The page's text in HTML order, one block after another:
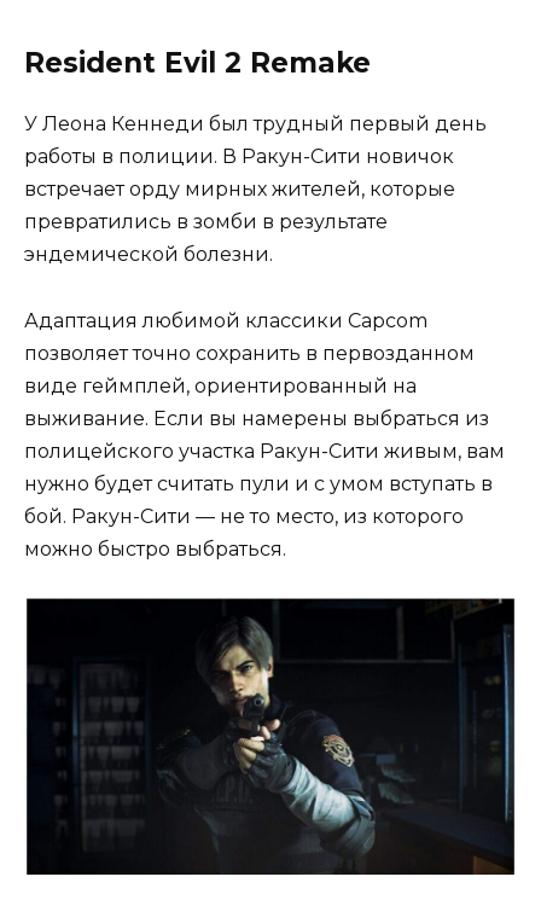
Resident Evil 2 Remake
У Леона Кеннеди был трудный первый день
работы в полиции. В Ракун-Сити новичок
встречает орду мирных жителей, которые
превратились в зомби в результате
эндемической болезни.
Адаптация любимой классики Capcom
позволяет точно сохранить в первозданном
виде геймплей, ориентированный на
выживание. Если вы намерены выбраться из
полицейского участка Ракун-Сити живым, вам
нужно будет считать пули и с умом вступать в
бой. Ракун-Сити — не то место, из которого
можно быстро выбраться.